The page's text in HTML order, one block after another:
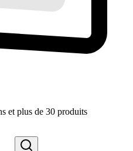
et plus de 30 produits